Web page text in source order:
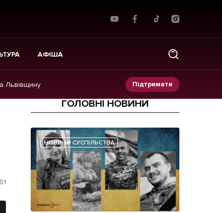
АФІША
Львівщину Підтримати
Прес-релізи
Фото/Відео
Made in Lviv
ГОЛОВНІ НОВИНИ
НОВИНИ СУСПІЛЬСТВА